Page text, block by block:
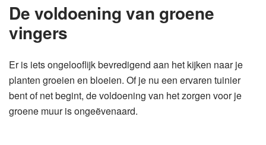
De voldoening van groene
vingers
Er is iets ongelooflijk bevredigend aan het kijken naar je
planten groeien en bloeien. Of je nu een ervaren tuinier
bent of net begint, de voldoening van het zorgen voor je
groene muur is ongeëvenaard.